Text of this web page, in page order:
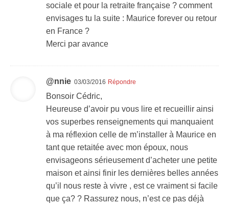
sociale et pour la retraite française ? comment
envisages tu la suite : Maurice forever ou retour
en France ?
Merci par avance
@nnie 03/03/2016 Répondre
Bonsoir Cédric,
Heureuse d’avoir pu vous lire et recueillir ainsi
vos superbes renseignements qui manquaient
à ma réflexion celle de m’installer à Maurice en
tant que retaitée avec mon époux, nous
envisageons sérieusement d’acheter une petite
maison et ainsi finir les dernières belles années
qu’il nous reste à vivre , est ce vraiment si facile
que ça? ? Rassurez nous, n’est ce pas déjà